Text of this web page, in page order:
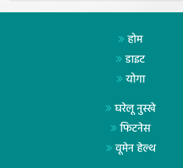
होम
डाइट
योगा
घरेलू नुस्खे
फिटनेस
वूमेन हेल्थ